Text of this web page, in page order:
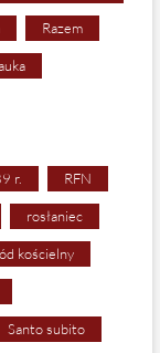
Razem
r. RFN
rosłaniec
kościelny
Santo subito